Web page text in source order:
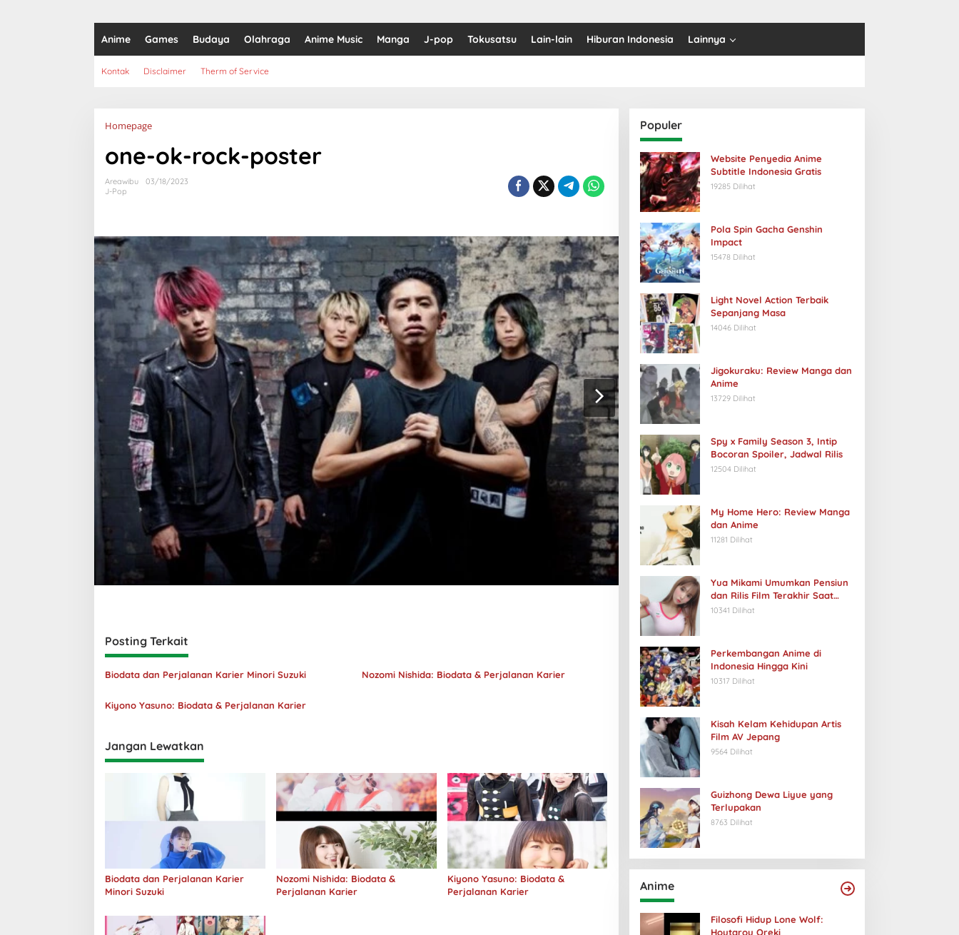
Anime Games Budaya Olahraga Anime Music Manga J-pop Tokusatsu Lain-lain Hiburan Indonesia Lainnya
Kontak Disclaimer Therm of Service
HomepageLampiran
one-ok-rock-poster
Areawibu
03/18/2023
J-Pop
Posting Terkait
Biodata dan Perjalanan Karier Minori Suzuki Nozomi Nishida: Biodata & Perjalanan Karier
Kiyono Yasuno: Biodata & Perjalanan Karier
Jangan Lewatkan
Biodata dan Perjalanan Karier
Minori Suzuki
Nozomi Nishida: Biodata &
Perjalanan Karier
Kiyono Yasuno: Biodata &
Perjalanan Karier
Populer
Website Penyedia Anime
Subtitle Indonesia Gratis
19285 Dilihat
Pola Spin Gacha Genshin
Impact
15478 Dilihat
Light Novel Action Terbaik
Sepanjang Masa
14046 Dilihat
Jigokuraku: Review Manga dan
Anime
13729 Dilihat
Spy x Family Season 3, Intip
Bocoran Spoiler, Jadwal Rilis
12504 Dilihat
My Home Hero: Review Manga
dan Anime
11281 Dilihat
Yua Mikami Umumkan Pensiun
dan Rilis Film Terakhir Saat
Ulang Tahun
10341 Dilihat
Perkembangan Anime di
Indonesia Hingga Kini
10317 Dilihat
Kisah Kelam Kehidupan Artis
Film AV Jepang
9564 Dilihat
Guizhong Dewa Liyue yang
Terlupakan
8763 Dilihat
Anime
Filosofi Hidup Lone Wolf:
Houtarou Oreki